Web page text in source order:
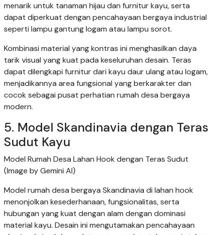
menarik untuk tanaman hijau dan furnitur kayu, serta
dapat diperkuat dengan pencahayaan bergaya industrial
seperti lampu gantung logam atau lampu sorot.
Kombinasi material yang kontras ini menghasilkan daya
tarik visual yang kuat pada keseluruhan desain. Teras
dapat dilengkapi furnitur dari kayu daur ulang atau logam,
menjadikannya area fungsional yang berkarakter dan
cocok sebagai pusat perhatian rumah desa bergaya
modern.
5. Model Skandinavia dengan Teras
Sudut Kayu
Model Rumah Desa Lahan Hook dengan Teras Sudut
(Image by Gemini AI)
Model rumah desa bergaya Skandinavia di lahan hook
menonjolkan kesederhanaan, fungsionalitas, serta
hubungan yang kuat dengan alam dengan dominasi
material kayu. Desain ini mengutamakan pencahayaan